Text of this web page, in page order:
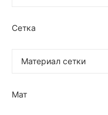
Сетка
Материал сетки
Мат